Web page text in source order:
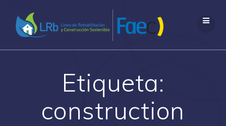
al
contenido
Etiqueta:
construction